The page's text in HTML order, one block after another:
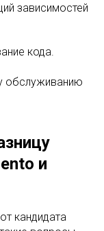
зависимостей
кода.
обслуживанию
и
кандидата